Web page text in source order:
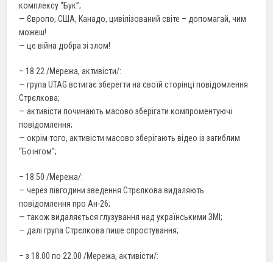
комплексу “Бук”;
— Європо, США, Канадо, цивілізований світе – допомагай, чим
можеш!
— це війна добра зі злом!
– 18.22 /Мережа, активісти/:
— група UTAG встигає зберегти на своїй сторінці повідомлення
Стрєлкова;
— активісти починають масово зберігати компроментуючі
повідомлення;
— окрім того, активісти масово зберігають відео із загиблим
“Боїнгом”;
– 18.50 /Мережа/:
— через півгодини зведення Стрєлкова видаляють
повідомлення про Ан-26;
— також видаляється глузування над українськими ЗМІ;
— далі група Стрєлкова пише спростування;
– з 18.00 по 22.00 /Мережа, активісти/: